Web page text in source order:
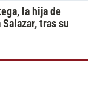
la hija de
tras su